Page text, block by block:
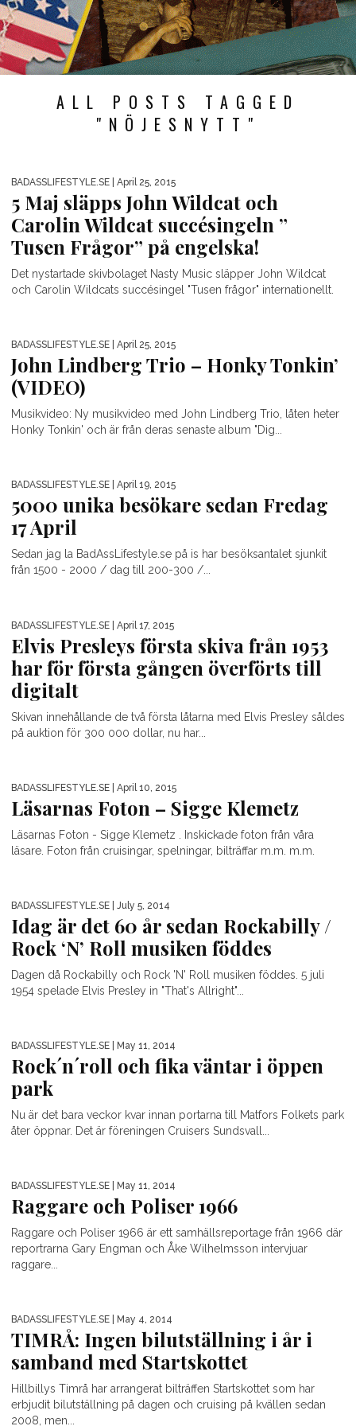
ALL POSTS TAGGED
"NÖJESNYTT"
BADASSLIFESTYLE.SE | April 25, 2015
5 Maj släpps John Wildcat och
Carolin Wildcat succésingeln ”
Tusen Frågor” på engelska!
Det nystartade skivbolaget Nasty Music släpper John Wildcat
och Carolin Wildcats succésingel "Tusen frågor" internationellt.
BADASSLIFESTYLE.SE | April 25, 2015
John Lindberg Trio – Honky Tonkin’
(VIDEO)
Musikvideo: Ny musikvideo med John Lindberg Trio, låten heter
Honky Tonkin' och är från deras senaste album "Dig...
BADASSLIFESTYLE.SE | April 19, 2015
5000 unika besökare sedan Fredag
17 April
Sedan jag la BadAssLifestyle.se på is har besöksantalet sjunkit
från 1500 - 2000 / dag till 200-300 /...
BADASSLIFESTYLE.SE | April 17, 2015
Elvis Presleys första skiva från 1953
har för första gången överförts till
digitalt
Skivan innehållande de två första låtarna med Elvis Presley såldes
på auktion för 300 000 dollar, nu har...
BADASSLIFESTYLE.SE | April 10, 2015
Läsarnas Foton – Sigge Klemetz
Läsarnas Foton - Sigge Klemetz . Inskickade foton från våra
läsare. Foton från cruisingar, spelningar, bilträffar m.m. m.m.
BADASSLIFESTYLE.SE | July 5, 2014
Idag är det 60 år sedan Rockabilly /
Rock ‘N’ Roll musiken föddes
Dagen då Rockabilly och Rock 'N' Roll musiken föddes. 5 juli
1954 spelade Elvis Presley in "That's Allright"...
BADASSLIFESTYLE.SE | May 11, 2014
Rock´n´roll och fika väntar i öppen
park
Nu är det bara veckor kvar innan portarna till Matfors Folkets park
åter öppnar. Det är föreningen Cruisers Sundsvall...
BADASSLIFESTYLE.SE | May 11, 2014
Raggare och Poliser 1966
Raggare och Poliser 1966 är ett samhällsreportage från 1966 där
reportrarna Gary Engman och Åke Wilhelmsson intervjuar
raggare...
BADASSLIFESTYLE.SE | May 4, 2014
TIMRÅ: Ingen bilutställning i år i
samband med Startskottet
Hillbillys Timrå har arrangerat bilträffen Startskottet som har
erbjudit bilutställning på dagen och cruising på kvällen sedan
2008, men...